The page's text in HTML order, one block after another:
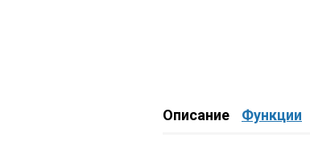
Описание Функции